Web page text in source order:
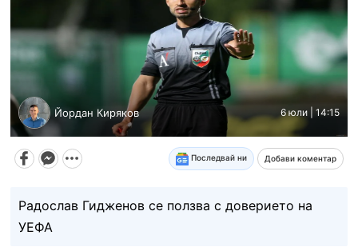
Йордан Киряков 6 юли | 14:15
Последвай ни Добави коментар
Радослав Гидженов се ползва с доверието на
УЕФА